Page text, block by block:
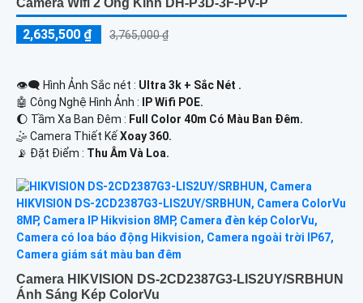
Camera Wifi 2 Ống Kính DH-P3D-3F-PV-P
2,635,500 ₫ 3,765,000 ₫
👁️‍🗨 Hình Ảnh Sắc nét : Ultra 3k + Sắc Nét .
🤖️ Công Nghệ Hình Ảnh :
IP Wifi POE.
🌔 Tầm Xa Ban Đêm : Full Color 40m Có Màu Ban Ðêm.
🤹 Camera Thiết Kế Xoay 360.
️📡 Đặt Điểm : Thu Âm Và Loa.
Camera HIKVISION DS-2CD2387G3-LIS2UY/SRBHUN
Ánh Sáng Kép ColorVu